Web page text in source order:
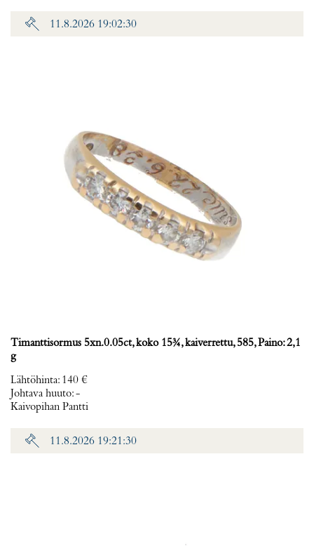
11.8.2026 19:02:30
Timanttisormus 5xn.0.05ct, koko 15¾, kaiverrettu, 585, Paino: 2,1
g
Lähtöhinta: 140 €
Johtava huuto:-
Kaivopihan Pantti
11.8.2026 19:21:30